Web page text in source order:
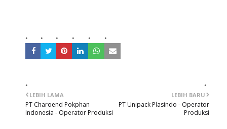
LEBIH BARU
PT Unipack Plasindo - Operator
Produksi
LEBIH LAMA
PT Charoend Pokphan
Indonesia - Operator Produksi